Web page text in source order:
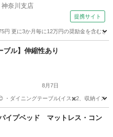
奈川支店
提携サイト
円 更に3か月毎に12万円の奨励金を含む
ブル】伸縮性あり
8月7日
・ダイニングテーブル(イス✖️2、収納イス
イプベッド マットレス・コン